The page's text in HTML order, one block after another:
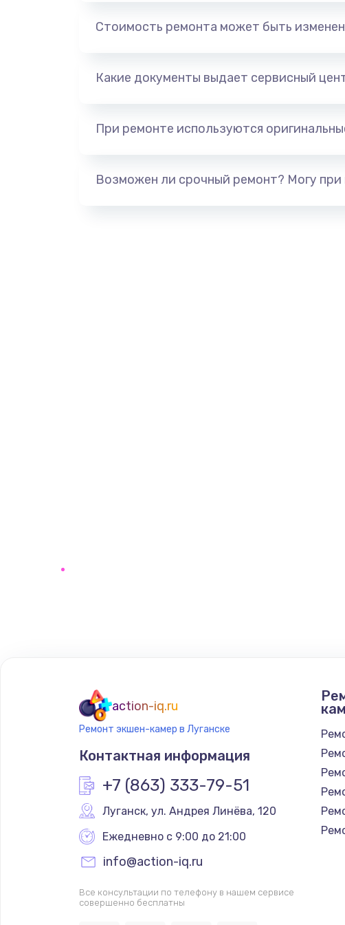
Замена термопасты
Замена видеокарты
Стоимость ремонта может быть
Какие документы выдает сервисный
При ремонте используются
Возможен ли срочный ремонт? Могу при
action-iq.ru
Ремонт экшен-камер в Луганске
Контактная информация
+7 (863) 333-79-51
Луганск, ул. Андрея Линёва, 120
Ежедневно с 9:00 до 21:00
info@action-iq.ru
Все консультации по телефону в нашем сервисе
совершенно бесплатны